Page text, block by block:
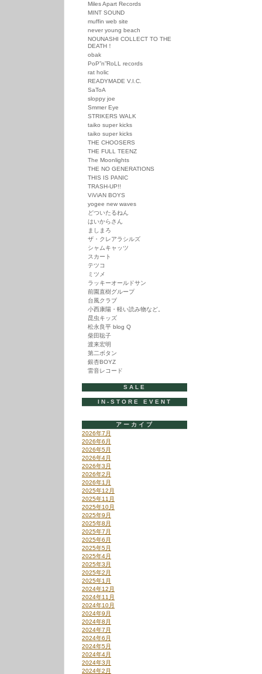
Miles Apart Records
MINT SOUND
muffin web site
never young beach
NOUNASHI COLLECT TO THE
DEATH！
obak
PoP”n”RoLL records
rat holic
READYMADE V.I.C.
SaToA
sloppy joe
Smmer Eye
STRIKERS WALK
taiko super kicks
taiko super kicks
THE CHOOSERS
THE FULL TEENZ
The Moonlights
THE NO GENERATIONS
THIS IS PANIC
TRASH-UP!!
ViViAN BOYS
yogee new waves
どついたるねん
はいからさん
ましまろ
ザ・クレアラシルズ
シャムキャッツ
スカート
テツコ
ミツメ
ラッキーオールドサン
前園直樹グループ
台風クラブ
小西康陽・軽い読み物など。
昆虫キッズ
松永良平 blog Q
柴田聡子
渡来宏明
第二ボタン
銀杏BOYZ
雷音レコード
SALE
IN-STORE EVENT
アーカイブ
2026年7月
2026年6月
2026年5月
2026年4月
2026年3月
2026年2月
2026年1月
2025年12月
2025年11月
2025年10月
2025年9月
2025年8月
2025年7月
2025年6月
2025年5月
2025年4月
2025年3月
2025年2月
2025年1月
2024年12月
2024年11月
2024年10月
2024年9月
2024年8月
2024年7月
2024年6月
2024年5月
2024年4月
2024年3月
2024年2月